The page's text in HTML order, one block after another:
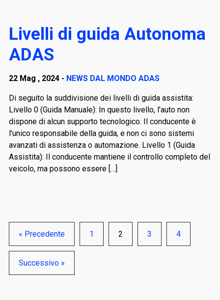
Livelli di guida Autonoma
ADAS
22 Mag , 2024 - NEWS DAL MONDO ADAS
Di seguito la suddivisione dei livelli di guida assistita:
Livello 0 (Guida Manuale): In questo livello, l’auto non
dispone di alcun supporto tecnologico. Il conducente è
l’unico responsabile della guida, e non ci sono sistemi
avanzati di assistenza o automazione. Livello 1 (Guida
Assistita): Il conducente mantiene il controllo completo del
veicolo, ma possono essere […]
« Precedente 1 2 3 4
Successivo »